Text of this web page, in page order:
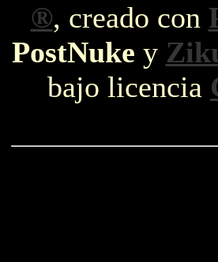
®, creado con
PostNuke y
bajo licencia